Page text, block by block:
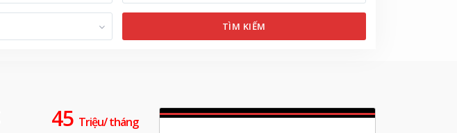
45 Triệu/ tháng